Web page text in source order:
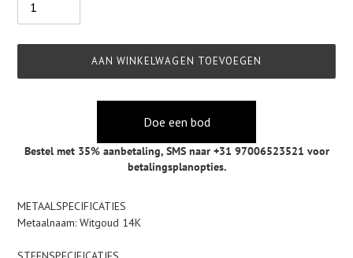
AAN WINKELWAGEN TOEVOEGEN
Doe een bod
Bestel met 35% aanbetaling, SMS naar +31 97006523521 voor
betalingsplanopties.
toegevoegen
aan
METAALSPECIFICATIES
Metaalnaam: Witgoud 14K